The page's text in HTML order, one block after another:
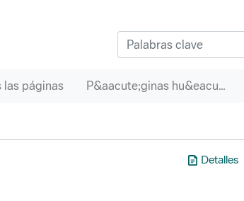
las páginas P&aacute;ginas hu&eacute;rfanas
Detalles